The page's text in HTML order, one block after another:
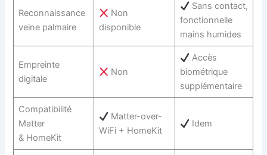
Reconnaissance
veine palmaire
Non
disponible
Sans contact,
fonctionnelle
mains humides
Empreinte
digitale
Non
Accès
biométrique
supplémentaire
Compatibilité
Matter
& HomeKit
Matter-over-
WiFi + HomeKit
Idem